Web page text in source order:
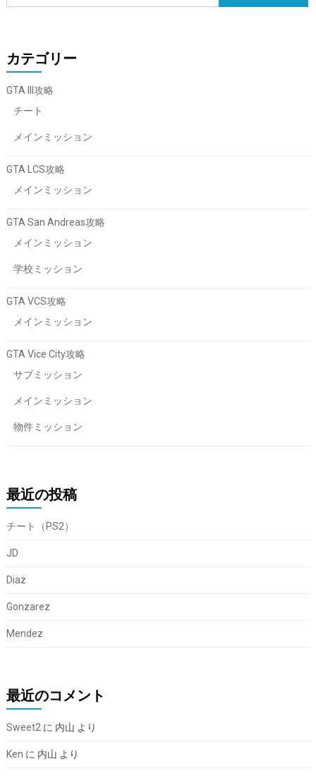
カテゴリー
GTA III攻略
チート
メインミッション
GTA LCS攻略
メインミッション
GTA San Andreas攻略
メインミッション
学校ミッション
GTA VCS攻略
メインミッション
GTA Vice City攻略
サブミッション
メインミッション
物件ミッション
最近の投稿
チート（PS2）
JD
Diaz
Gonzarez
Mendez
最近のコメント
Sweet2 に 内山 より
Ken に 内山 より